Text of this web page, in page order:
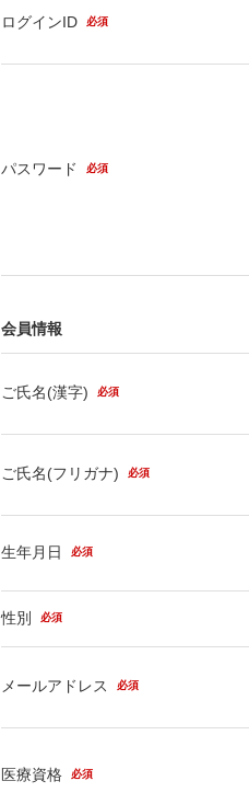
ログインID 必須
パスワード 必須
会員情報
ご氏名(漢字) 必須
ご氏名(フリガナ) 必須
生年月日 必須
性別 必須
メールアドレス 必須
医療資格 必須